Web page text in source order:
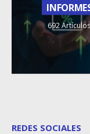
692
REDES SOCIALES